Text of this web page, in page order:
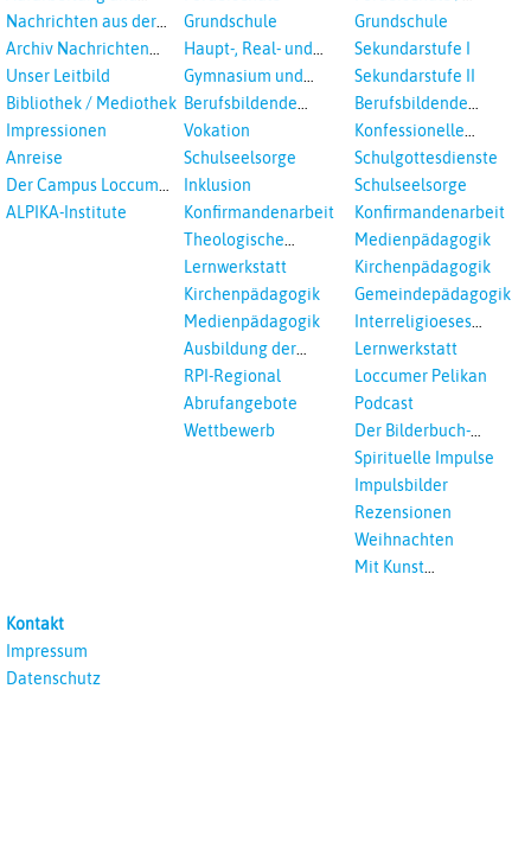
Prävention
Landeskirche und EKD
Nachrichten aus der
Landeskirche
Archiv Nachrichten
aus der Landeskirche
Unser Leitbild
Bibliothek / Mediothek
Impressionen
Anreise
Der Campus Loccum
und Loccumer
ALPIKA-Institute
Grundschule
Haupt-, Real- und
Oberschule
Gymnasium und
Gesamtschule
Berufsbildende
Schulen
Vokation
Schulseelsorge
Inklusion
Konfirmandenarbeit
Theologische
Fortbildungen,
Interreligöses Lernen
Lernwerkstatt
Kirchenpädagogik
Medienpädagogik
Ausbildung der
Vikar*innen
RPI-Regional
Abrufangebote
Wettbewerb
Inklusion
Grundschule
Sekundarstufe I
Sekundarstufe II
Berufsbildende
Schulen
Konfessionelle
Kooperation
Schulgottesdienste
Schulseelsorge
Konfirmandenarbeit
Medienpädagogik
Kirchenpädagogik
Gemeindepädagogik
Interreligioeses
Lernen
Lernwerkstatt
Loccumer Pelikan
Podcast
Der Bilderbuch-
Podcast
Spirituelle Impulse
Impulsbilder
Rezensionen
Weihnachten
Mit Kunst
Kontakt
Impressum
Datenschutz